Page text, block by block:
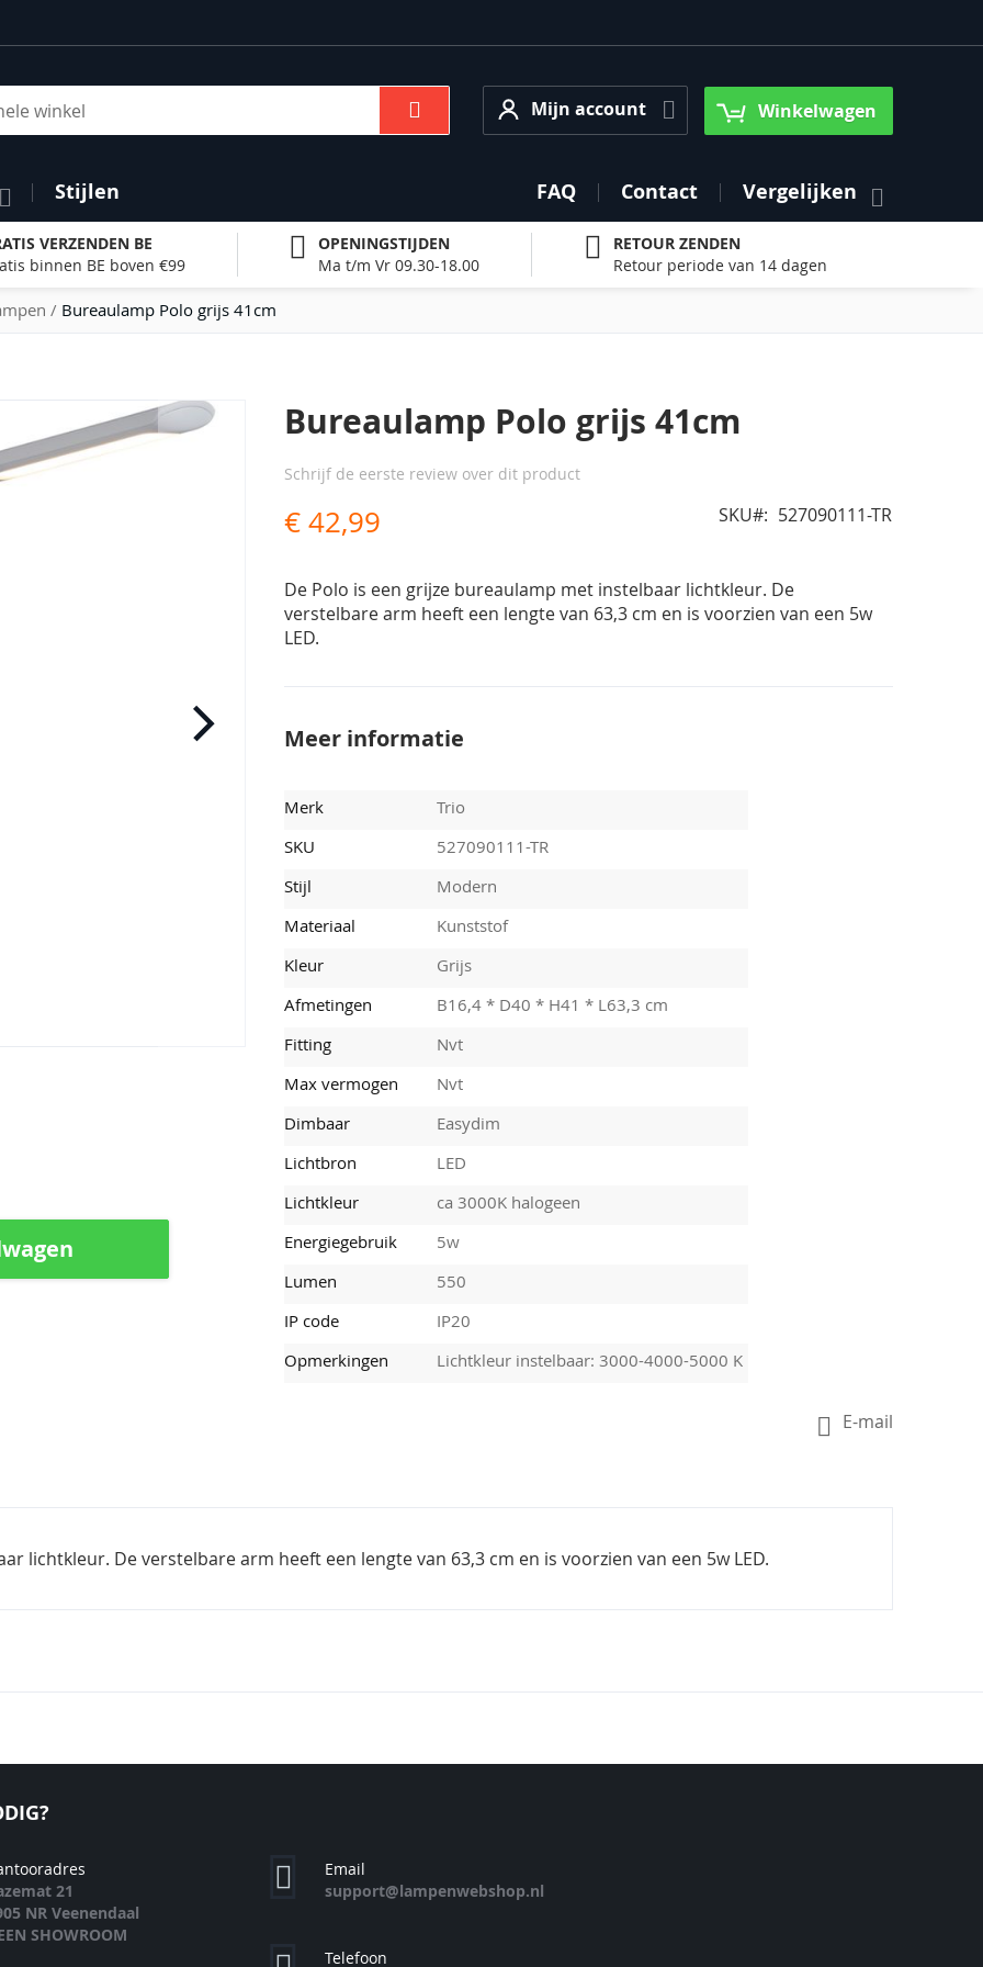
Mijn account
Mijn account Winkelwagen
Stijlen FAQ Contact Vergelijken
VERZENDEN BE
binnen BE boven €99
OPENINGSTIJDEN
Ma t/m Vr 09.30-18.00
RETOUR ZENDEN
Retour periode van 14 dagen
Bureaulamp Polo grijs 41cm
Bureaulamp Polo grijs 41cm
Schrijf de eerste review over dit product
€ 42,99 SKU 527090111-TR
De Polo is een grijze bureaulamp met instelbaar lichtkleur. De
verstelbare arm heeft een lengte van 63,3 cm en is voorzien van een 5w
LED.
Meer informatie
Merk
Trio
SKU
527090111-TR
Stijl
Modern
Materiaal
Kunststof
Kleur
Grijs
Afmetingen
B16,4 * D40 * H41 * L63,3 cm
Fitting
Nvt
Max vermogen
Nvt
Dimbaar
Easydim
Lichtbron
LED
Lichtkleur
ca 3000K halogeen
Energiegebruik
5w
Lumen
550
IP code
IP20
Opmerkingen
Lichtkleur instelbaar: 3000-4000-5000 K
E-mail
lichtkleur. De verstelbare arm heeft een lengte van 63,3 cm en is voorzien van een 5w LED.
21
NR Veenendaal
SHOWROOM
Email
support@lampenwebshop.nl
Telefoon